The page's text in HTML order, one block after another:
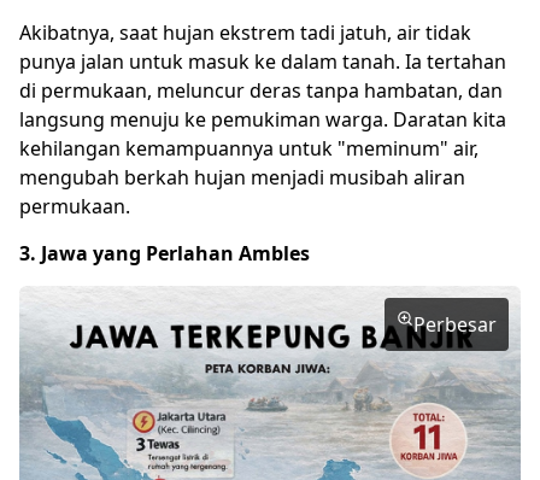
Akibatnya, saat hujan ekstrem tadi jatuh, air tidak
punya jalan untuk masuk ke dalam tanah. Ia tertahan
di permukaan, meluncur deras tanpa hambatan, dan
langsung menuju ke pemukiman warga. Daratan kita
kehilangan kemampuannya untuk "meminum" air,
mengubah berkah hujan menjadi musibah aliran
permukaan.
3. Jawa yang Perlahan Ambles
Perbesar